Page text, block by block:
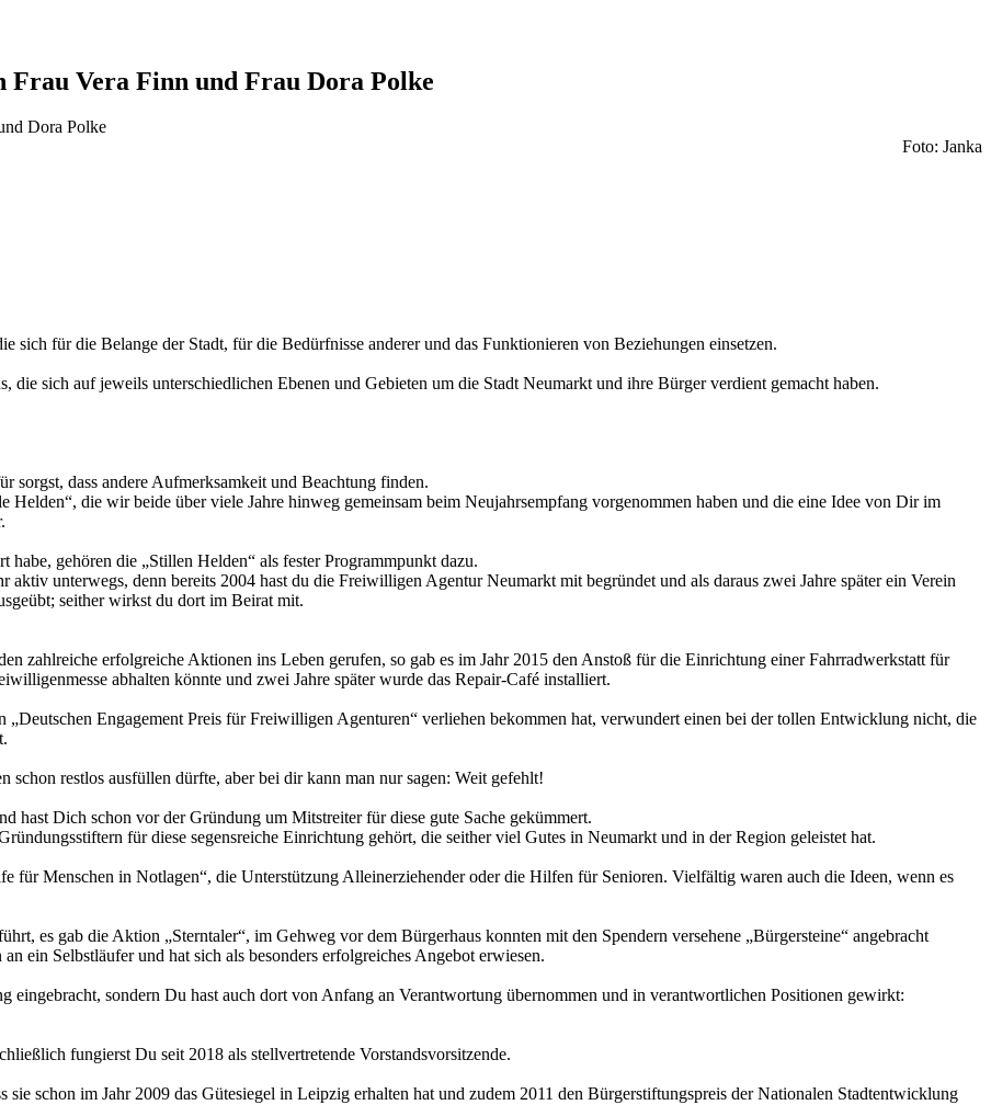
Frau Vera Finn und Frau Dora Polke
Dora Polke
Foto: Janka
sich für die Belange der Stadt, für die Bedürfnisse anderer und das Funktionieren von Beziehungen einsetzen.
die sich auf jeweils unterschiedlichen Ebenen und Gebieten um die Stadt Neumarkt und ihre Bürger verdient gemacht haben.
sorgst, dass andere Aufmerksamkeit und Beachtung finden.
die wir beide über viele Jahre hinweg gemeinsam beim Neujahrsempfang vorgenommen haben und die eine Idee von Dir im
gehören die „Stillen Helden“ als fester Programmpunkt dazu.
unterwegs, denn bereits 2004 hast du die Freiwilligen Agentur Neumarkt mit begründet und als daraus zwei Jahre später ein Verein
seither wirkst du dort im Beirat mit.
zahlreiche erfolgreiche Aktionen ins Leben gerufen, so gab es im Jahr 2015 den Anstoß für die Einrichtung einer Fahrradwerkstatt für
abhalten könnte und zwei Jahre später wurde das Repair-Café installiert.
„Deutschen Engagement Preis für Freiwilligen Agenturen“ verliehen bekommen hat, verwundert einen bei der tollen Entwicklung nicht, die
schon restlos ausfüllen dürfte, aber bei dir kann man nur sagen: Weit gefehlt!
hast Dich schon vor der Gründung um Mitstreiter für diese gute Sache gekümmert.
für diese segensreiche Einrichtung gehört, die seither viel Gutes in Neumarkt und in der Region geleistet hat.
für Menschen in Notlagen“, die Unterstützung Alleinerziehender oder die Hilfen für Senioren. Vielfältig waren auch die Ideen, wenn es
es gab die Aktion „Sterntaler“, im Gehweg vor dem Bürgerhaus konnten mit den Spendern versehene „Bürgersteine“ angebracht
ein Selbstläufer und hat sich als besonders erfolgreiches Angebot erwiesen.
sondern Du hast auch dort von Anfang an Verantwortung übernommen und in verantwortlichen Positionen gewirkt:
fungierst Du seit 2018 als stellvertretende Vorstandsvorsitzende.
schon im Jahr 2009 das Gütesiegel in Leipzig erhalten hat und zudem 2011 den Bürgerstiftungspreis der Nationalen Stadtentwicklung